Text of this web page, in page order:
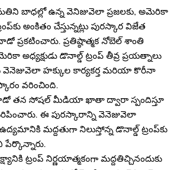
బాధల్లో ఉన్న వెనిజువెలా ప్రజలకు, అమెరికా
అంకితం చేస్తున్నట్లు పురస్కార విజేత
ప్రతిష్ఠాత్మక నోబెల్ శాంతి
అధ్యక్షుడు డొనాల్డ్ ట్రంప్ తీవ్ర ప్రయత్నాలు
వెనెజువెలా హక్కుల కార్యకర్త మరియా కొరీనా
వరించింది.
తన సోషల్ మీడియా ఖాతా ద్వారా స్పందిస్తూ
ఈ పురస్కారాన్ని వెనెజువెలా
మద్దతుగా నిలుస్తోన్న డొనాల్డ్ ట్రంప్‌కు
పేర్కొన్నారు.
ట్రంప్ నిర్ణయాత్మకంగా మద్దతిచ్చినందుకు